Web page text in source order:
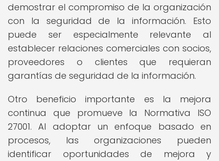
demostrar el compromiso de la organización
con la seguridad de la información. Esto
puede ser especialmente relevante al
establecer relaciones comerciales con socios,
proveedores o clientes que requieran
garantías de seguridad de la información.
Otro beneficio importante es la mejora
continua que promueve la Normativa ISO
27001. Al adoptar un enfoque basado en
procesos, las organizaciones pueden
identificar oportunidades de mejora y